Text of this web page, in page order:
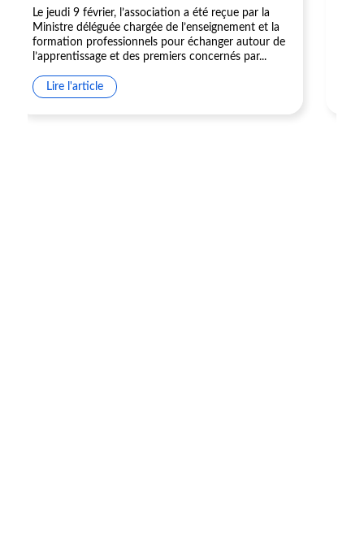
Le jeudi 9 février, l’association a été reçue par la
Ministre déléguée chargée de l’enseignement et la
formation professionnels pour échanger autour de
l’apprentissage et des premiers concernés par...
Lire l'article